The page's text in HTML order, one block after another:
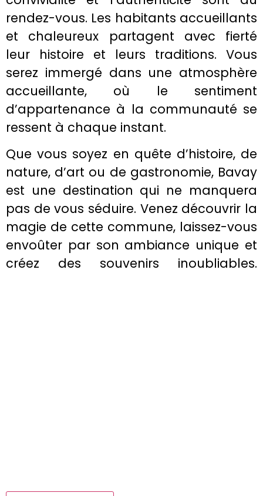
rendez-vous. Les habitants accueillants
et chaleureux partagent avec fierté
leur histoire et leurs traditions. Vous
serez immergé dans une atmosphère
accueillante, où le sentiment
d’appartenance à la communauté se
ressent à chaque instant.
Que vous soyez en quête d’histoire, de
nature, d’art ou de gastronomie, Bavay
est une destination qui ne manquera
pas de vous séduire. Venez découvrir la
magie de cette commune, laissez-vous
envoûter par son ambiance unique et
créez des souvenirs inoubliables.